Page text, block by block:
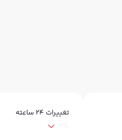
تغییرات ۲۴ ساعته